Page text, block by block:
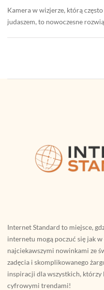
Kamera w wizjerze, którą
judaszem, to nowoczesne
Internet Standard to miejsce,
internetu mogą poczuć się jak
najciekawszymi nowinkami ze
zadęcia i skomplikowanego
inspiracji dla wszystkich, którzy
cyfrowymi trendami!